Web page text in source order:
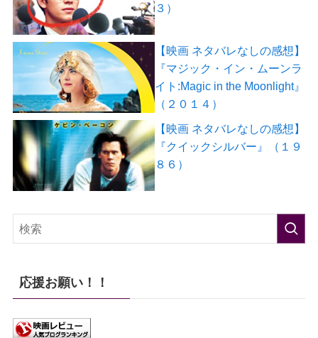
３）
【映画 ネタバレなしの感想】
『マジック・イン・ムーンラ
イト:Magic in the Moonlight』
（２０１４）
【映画 ネタバレなしの感想】
『クイックシルバー』（１９
８６）
応援お願い！！